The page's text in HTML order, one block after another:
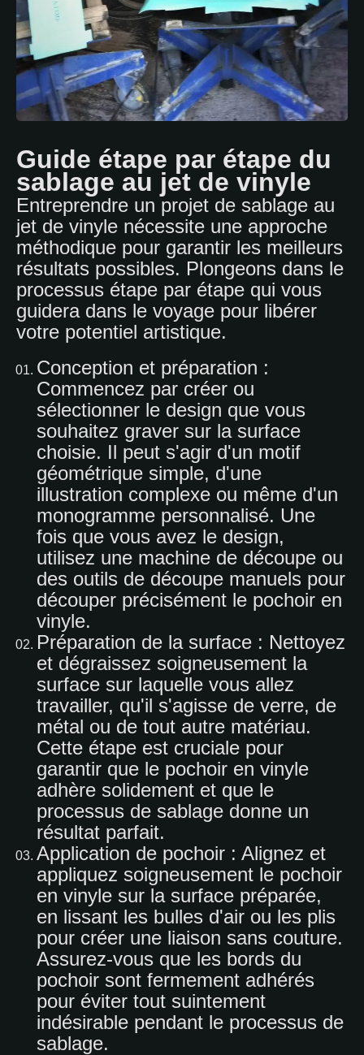
Guide étape par étape du
sablage au jet de vinyle
Entreprendre un projet de sablage au
jet de vinyle nécessite une approche
méthodique pour garantir les meilleurs
résultats possibles. Plongeons dans le
processus étape par étape qui vous
guidera dans le voyage pour libérer
votre potentiel artistique.
Conception et préparation :
Commencez par créer ou
sélectionner le design que vous
souhaitez graver sur la surface
choisie. Il peut s'agir d'un motif
géométrique simple, d'une
illustration complexe ou même d'un
monogramme personnalisé. Une
fois que vous avez le design,
utilisez une machine de découpe ou
des outils de découpe manuels pour
découper précisément le pochoir en
vinyle.
Préparation de la surface : Nettoyez
et dégraissez soigneusement la
surface sur laquelle vous allez
travailler, qu'il s'agisse de verre, de
métal ou de tout autre matériau.
Cette étape est cruciale pour
garantir que le pochoir en vinyle
adhère solidement et que le
processus de sablage donne un
résultat parfait.
Application de pochoir : Alignez et
appliquez soigneusement le pochoir
en vinyle sur la surface préparée,
en lissant les bulles d'air ou les plis
pour créer une liaison sans couture.
Assurez-vous que les bords du
pochoir sont fermement adhérés
pour éviter tout suintement
indésirable pendant le processus de
sablage.